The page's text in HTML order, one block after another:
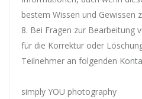
bestem Wissen und Gewissen
Bei Fragen zur Bearbeitung
für die Korrektur oder
Teilnehmer an folgenden
simply YOU photography